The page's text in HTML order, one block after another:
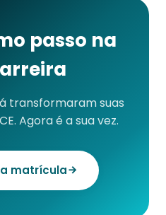
passo na
transformaram suas
Agora é a sua vez.
matrícula